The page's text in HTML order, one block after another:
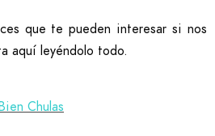
que te pueden interesar si nos
aquí leyéndolo todo.
Chulas